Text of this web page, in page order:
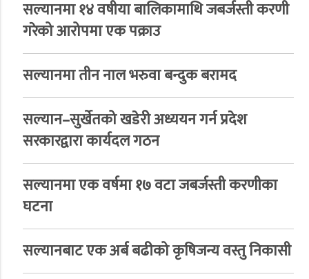
सल्यानमा १४ वषीया बालिकामाथि जबर्जस्ती करणी
गरेको आरोपमा एक पक्राउ
सल्यानमा तीन नाल भरुवा बन्दुक बरामद
सल्यान–सुर्खेतको खडेरी अध्ययन गर्न प्रदेश
सरकारद्वारा कार्यदल गठन
सल्यानमा एक वर्षमा १७ वटा जबर्जस्ती करणीका
घटना
सल्यानबाट एक अर्ब बढीको कृषिजन्य वस्तु निकासी